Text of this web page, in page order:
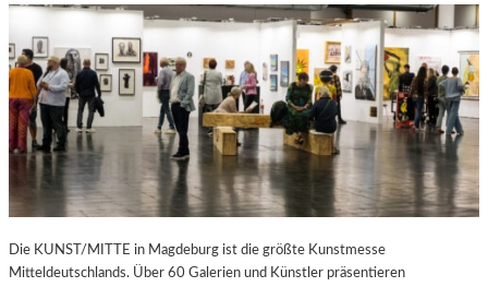
Die KUNST/MITTE in Magdeburg ist die größte Kunstmesse
Mitteldeutschlands. Über 60 Galerien und Künstler präsentieren